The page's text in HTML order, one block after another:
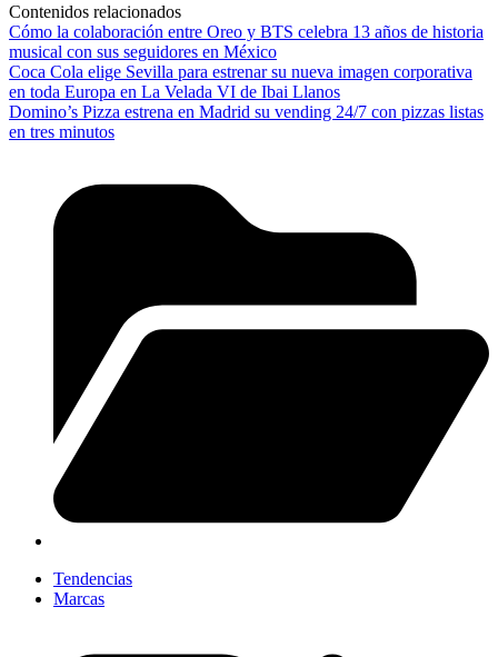
Contenidos relacionados
Cómo la colaboración entre Oreo y BTS celebra 13 años de historia
musical con sus seguidores en México
Coca Cola elige Sevilla para estrenar su nueva imagen corporativa
en toda Europa en La Velada VI de Ibai Llanos
Domino’s Pizza estrena en Madrid su vending 24/7 con pizzas listas
en tres minutos
Tendencias
Marcas